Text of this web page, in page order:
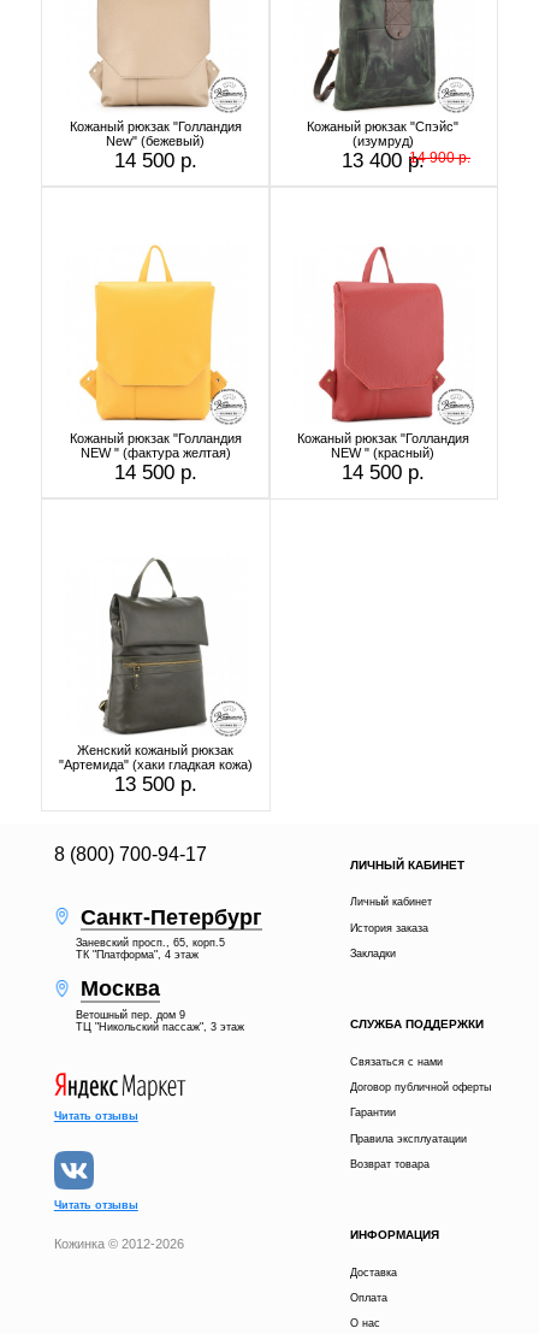
Кожаный рюкзак "Голландия
New" (бежевый)
14 500 р.
Кожаный рюкзак "Спэйс"
(изумруд)
13 400 р.14 900 р.
Кожаный рюкзак "Голландия
NEW " (фактура желтая)
14 500 р.
Кожаный рюкзак "Голландия
NEW " (красный)
14 500 р.
Женский кожаный рюкзак
"Артемида" (хаки гладкая кожа)
13 500 р.
8 (800) 700-94-17
Санкт-Петербург
Заневский просп., 65, корп.5
ТК "Платформа", 4 этаж
Москва
Ветошный пер. дом 9
ТЦ "Никольский пассаж", 3 этаж
ЛИЧНЫЙ КАБИНЕТ
Личный кабинет
История заказа
Закладки
СЛУЖБА ПОДДЕРЖКИ
Связаться с нами
Договор публичной оферты
Гарантии
Правила эксплуатации
Возврат товара
ИНФОРМАЦИЯ
Доставка
Оплата
О нас
Читать отзывы
Читать отзывы
Кожинка © 2012-2026